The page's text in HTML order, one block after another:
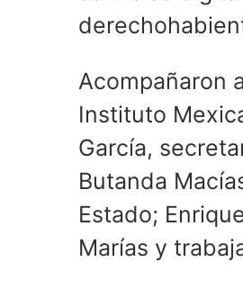
Acompañaron
Instituto
García,
Butanda
Estado;
Marías y